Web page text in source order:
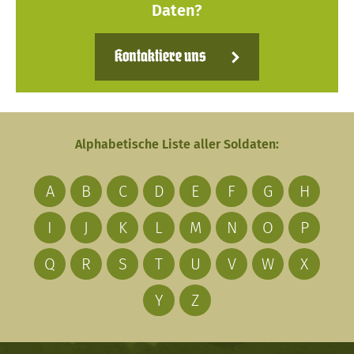
Daten?
Kontaktiere uns
Alphabetische Liste aller Soldaten:
A B C D E F G
H
I
J K L M N O
P
Q
R S T U V W
X
Y
Z